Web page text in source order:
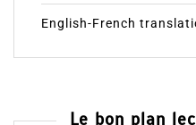
English-French
Le bon plan